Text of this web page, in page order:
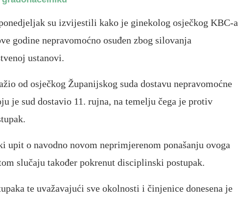
su izvijestili kako je ginekolog osječkog KBC-a
godine nepravomoćno osuđen zbog silovanja
ustanovi.
od osječkog Županijskog suda dostavu nepravomoćne
je sud dostavio 11. rujna, na temelju čega je protiv
upit o navodno novom neprimjerenom ponašanju ovoga
slučaju također pokrenut disciplinski postupak.
te uvažavajući sve okolnosti i činjenice donesena je